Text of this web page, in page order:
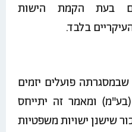
בעת הקמת הישות
בלבד.
פועלים יזמים
ומאמר זה יתייחס
שישנן ישויות משפטיות